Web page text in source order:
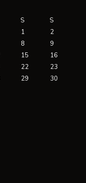
S
S
1
2
8
9
15
16
22
23
29
30